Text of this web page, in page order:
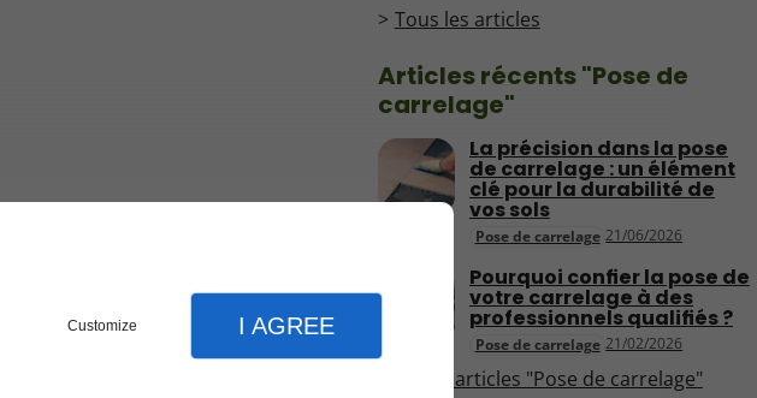
Customize I AGREE
Tous les articles
Articles récents "Pose de
carrelage"
Pose de carrelage 21/06/2026
La précision dans la pose
de carrelage : un élément
clé pour la durabilité de
vos sols
Pose de carrelage 21/02/2026
Pourquoi confier la pose de
votre carrelage à des
professionnels qualifiés ?
Plus d'articles "Pose de carrelage"